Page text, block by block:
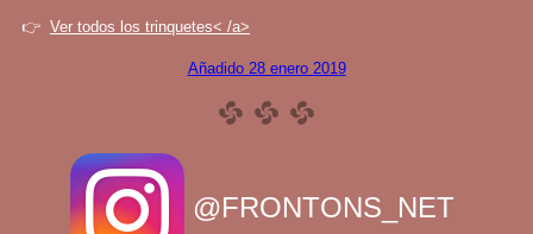
👉 Ver todos los trinquetes< /a>
Añadido 28 enero 2019
@FRONTONS_NET